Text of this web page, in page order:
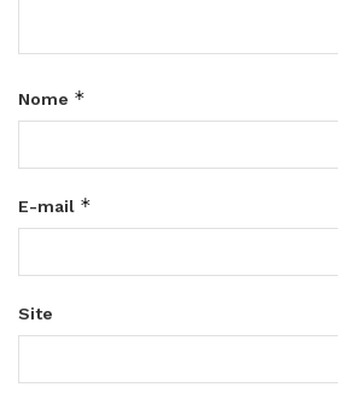
Nome *
E-mail *
Site